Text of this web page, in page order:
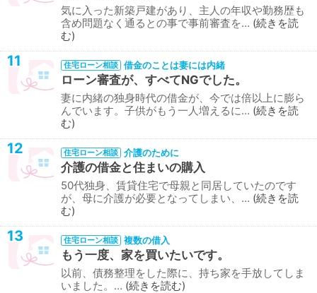
気に入った新築戸建があり、主人の年収や勤務歴も
含め問題なく通るとの事で事前審査を… 続きを読
む
11 住宅ローン相談 借金のことは妻には内緒
ローン審査が、すべてNGでした。
妻に内緒の独身時代の借金が、今では倍以上に膨ら
んでいます。子供がもう一人増えるに… 続きを読
む
12 住宅ローン相談 介護のために
介護の借金と住まいの購入
50代独身、賃貸住宅で母親と同居していたのです
が、母に介護が必要となってしまい、… 続きを読
む
13 住宅ローン相談 複数の借入
もう一度、家を買いたいです。
以前、債務整理をした際に、持ち家を手放してしま
いました。… 続きを読む